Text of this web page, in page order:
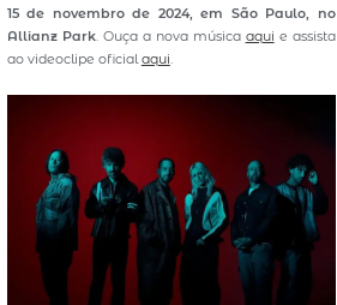
15 de novembro de 2024, em São Paulo, no
Allianz Park. Ouça a nova música aqui e assista
ao videoclipe oficialaqui.